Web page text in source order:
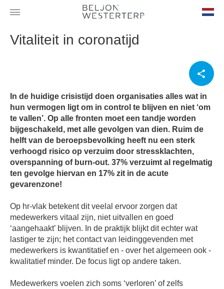
Vitaliteit in coronatijd
In de huidige crisistijd doen organisaties alles wat in
hun vermogen ligt om in control te blijven en niet ‘om
te vallen’. Op alle fronten moet een tandje worden
bijgeschakeld, met alle gevolgen van dien. Ruim de
helft van de beroepsbevolking heeft nu een sterk
verhoogd risico op verzuim door stressklachten,
overspanning of burn-out. 37% verzuimt al regelmatig
ten gevolge hiervan en 17% zit in de acute
gevarenzone!
Op hr-vlak betekent dit veelal ervoor zorgen dat
medewerkers vitaal zijn, niet uitvallen en goed
‘aangehaakt’ blijven. In de praktijk blijkt dit echter wat
lastiger te zijn; het contact van leidinggevenden met
medewerkers is kwantitatief en - over het algemeen ook -
kwalitatief minder. De focus ligt op andere taken.
Medewerkers voelen zich soms ‘verloren’ of zelfs